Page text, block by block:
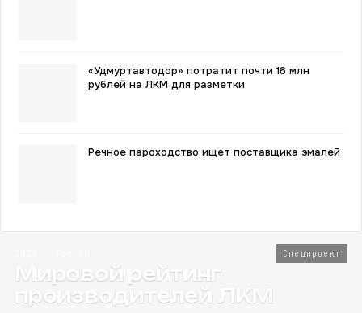
«Удмуртавтодор» потратит почти 16 млн
рублей на ЛКМ для разметки
Речное пароходство ищет поставщика эмалей
Спецпроект
Мировой рейтинг
производителей ЛКМ